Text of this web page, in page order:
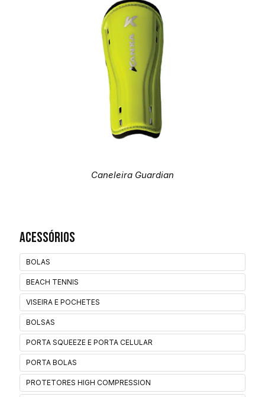
Acessórios
BOLAS
BEACH TENNIS
VISEIRA E POCHETES
BOLSAS
PORTA SQUEEZE E PORTA CELULAR
PORTA BOLAS
PROTETORES HIGH COMPRESSION
Caneleira Guardian